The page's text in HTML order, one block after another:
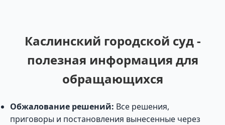
Каслинский городской суд -
полезная информация для
обращающихся
Обжалование решений: Все решения,
приговоры и постановления вынесенные через